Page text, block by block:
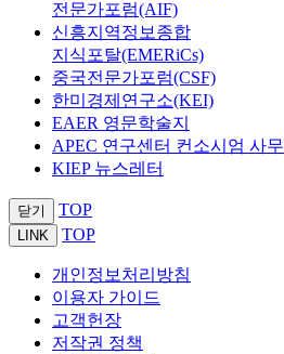
전문가포럼(AIF)
신흥지역정보종합
지식포탈(EMERiCs)
중국전문가포럼(CSF)
한미경제연구소(KEI)
EAER 영문학술지
APEC 연구센터 컨소시엄 사
KIEP 뉴스레터
닫기 TOP
LINK TOP
개인정보처리방침
이용자 가이드
고객헌장
저작권 정책